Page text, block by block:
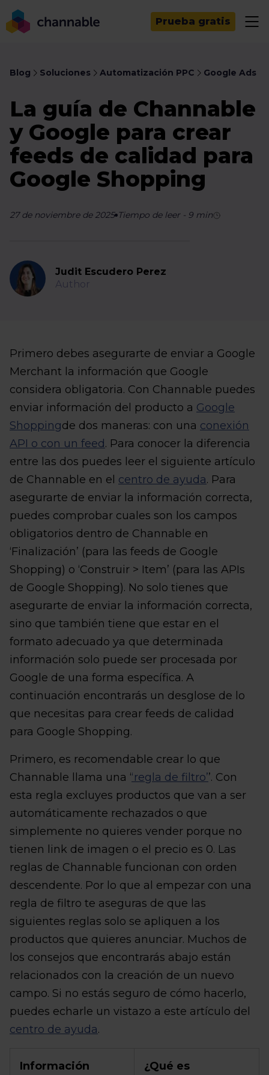
Prueba gratis
Blog Soluciones Automatización PPC Google Ads
La guía de Channable
y Google para crear
feeds de calidad para
Google Shopping
27 de noviembre de 2025 Tiempo de leer- 9 min
Judit Escudero Perez
Author
Primero debes asegurarte de enviar a Google
Merchant la información que Google
considera obligatoria. Con Channable puedes
enviar información del producto a Google
Shoppingde dos maneras: con una conexión
API o con un feed. Para conocer la diferencia
entre las dos puedes leer el siguiente artículo
de Channable en el centro de ayuda. Para
asegurarte de enviar la información correcta,
puedes comprobar cuales son los campos
obligatorios dentro de Channable en
‘Finalización’ (para las feeds de Google
Shopping) o ‘Construir > Item’ (para las APIs
de Google Shopping). No solo tienes que
asegurarte de enviar la información correcta,
sino que también tiene que estar en el
formato adecuado ya que determinada
información solo puede ser procesada por
Google de una forma específica. A
continuación encontrarás un desglose de lo
que necesitas para crear feeds de calidad
para Google Shopping.
Primero, es recomendable crear lo que
Channable llama una ‘‘regla de filtro’’. Con
esta regla excluyes productos que van a ser
automáticamente rechazados o que
simplemente no quieres vender porque no
tienen link de imagen o el precio es 0. Las
reglas de Channable funcionan con orden
descendente. Por lo que al empezar con una
regla de filtro te aseguras de que las
siguientes reglas solo se apliquen a los
productos que quieres anunciar. Muchos de
los consejos que encontrarás abajo están
relacionados con la creación de un nuevo
campo. Si no estás seguro de cómo hacerlo,
puedes echarle un vistazo a este artículo del
centro de ayuda.
Información
¿Qué es